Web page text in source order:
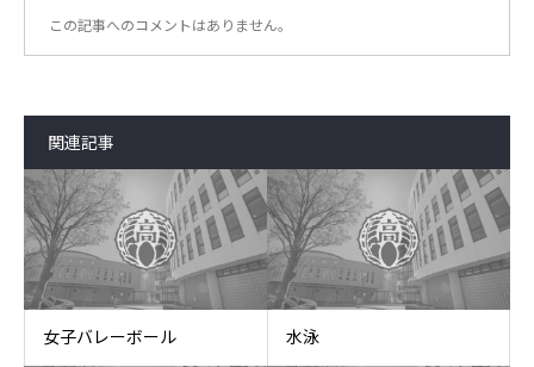
この記事へのコメントはありません。
関連記事
女子バレーボール 水泳